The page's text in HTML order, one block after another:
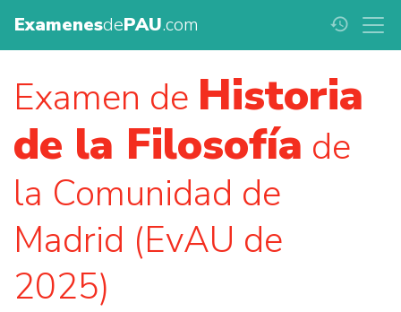
ExamenesdePAU.com history
Examen de Historia
de la Filosofía de
la Comunidad de
Madrid (EvAU de
2025)